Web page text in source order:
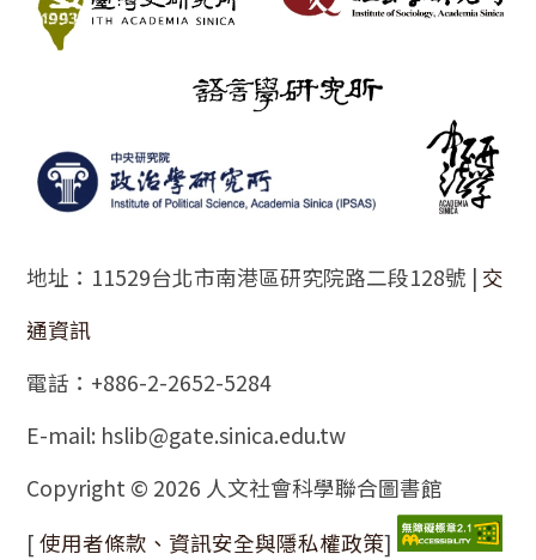
地址：11529台北市南港區研究院路二段128號 | 交
通資訊
電話：+886-2-2652-5284
E-mail: hslib@gate.sinica.edu.tw
Copyright © 2026 人文社會科學聯合圖書館
[使用者條款、資訊安全與隱私權政策]